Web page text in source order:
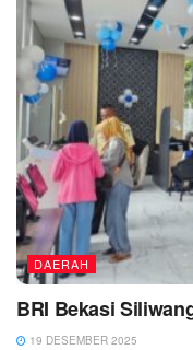
DAERAH
BRI Bekasi
19 DESEMBER 2025